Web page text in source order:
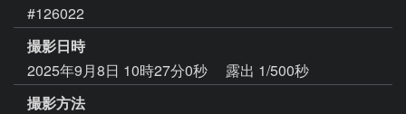
#126022
撮影日時
2025年9月8日 10時27分0秒
露出 1/500秒
撮影方法